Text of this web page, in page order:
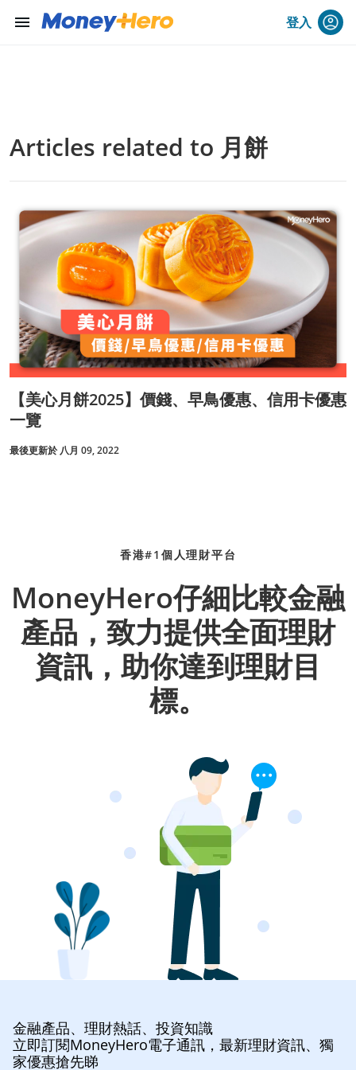
menu 登入
Articles related to 月餅
【美心月餅2025】價錢、早鳥優惠、信用卡優惠
一覽
最後更新於 八月 09, 2022
香港#1個人理財平台
MoneyHero仔細比較金融
產品，致力提供全面理財
資訊，助你達到理財目
標。
金融產品、理財熱話、投資知識
立即訂閱MoneyHero電子通訊，最新理財資訊、獨
家優惠搶先睇